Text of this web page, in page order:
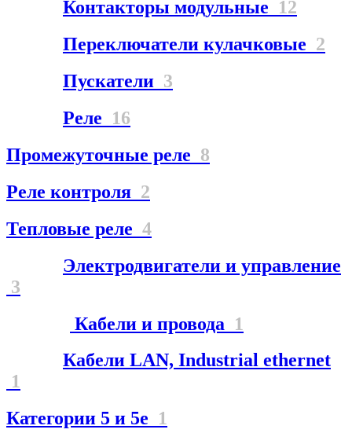
Контакторы модульные 12
Переключатели кулачковые 2
Пускатели 3
Реле 16
Промежуточные реле 8
Реле контроля 2
Тепловые реле 4
Электродвигатели и управление
3
Кабели и провода 1
Кабели LAN, Industrial ethernet
1
Категории 5 и 5е 1